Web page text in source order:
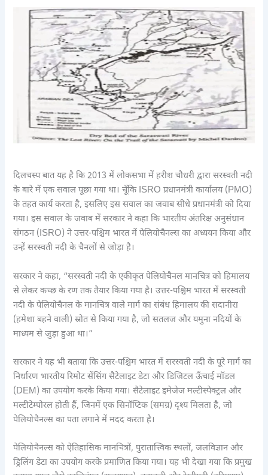
दिलचस्प बात यह है कि 2013 में लोकसभा में हरीश चौधरी द्वारा सरस्वती नदी
के बारे में एक सवाल पूछा गया था। चूँकि ISRO प्रधानमंत्री कार्यालय (PMO)
के तहत कार्य करता है, इसलिए इस सवाल का जवाब सीधे प्रधानमंत्री को दिया
गया। इस सवाल के जवाब में सरकार ने कहा कि भारतीय अंतरिक्ष अनुसंधान
संगठन (ISRO) ने उत्तर-पश्चिम भारत में पेलियोचैनल्स का अध्ययन किया और
उन्हें सरस्वती नदी के चैनलों से जोड़ा है।
सरकार ने कहा, “सरस्वती नदी के एकीकृत पेलियोचैनल मानचित्र को हिमालय
से लेकर कच्छ के रण तक तैयार किया गया है। उत्तर-पश्चिम भारत में सरस्वती
नदी के पेलियोचैनल के मानचित्र वाले मार्ग का संबंध हिमालय की सदानीरा
(हमेशा बहने वाली) स्रोत से किया गया है, जो सतलज और यमुना नदियों के
माध्यम से जुड़ा हुआ था।”
सरकार ने यह भी बताया कि उत्तर-पश्चिम भारत में सरस्वती नदी के पूरे मार्ग का
निर्धारण भारतीय रिमोट सेंसिंग सैटेलाइट डेटा और डिजिटल ऊँचाई मॉडल
(DEM) का उपयोग करके किया गया। सैटेलाइट इमेजेज मल्टीस्पेक्ट्रल और
मल्टीटेम्पोरल होती हैं, जिनमें एक सिनॉप्टिक (समग्र) दृश्य मिलता है, जो
पेलियोचैनल्स का पता लगाने में मदद करता है।
पेलियोचैनल्स को ऐतिहासिक मानचित्रों, पुरातात्त्विक स्थलों, जलविज्ञान और
ड्रिलिंग डेटा का उपयोग करके प्रमाणित किया गया। यह भी देखा गया कि प्रमुख